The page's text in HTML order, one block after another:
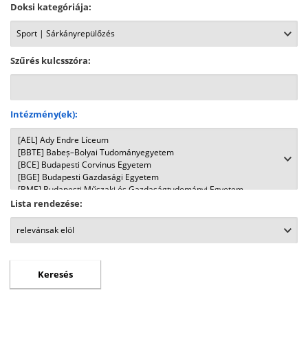
Doksi kategóriája:
Szűrés kulcsszóra:
Intézmény(ek):
Lista rendezése: